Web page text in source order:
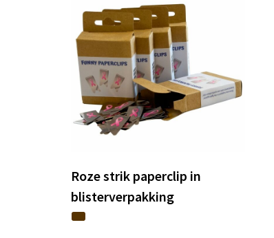
Roze strik paperclip in
blisterverpakking